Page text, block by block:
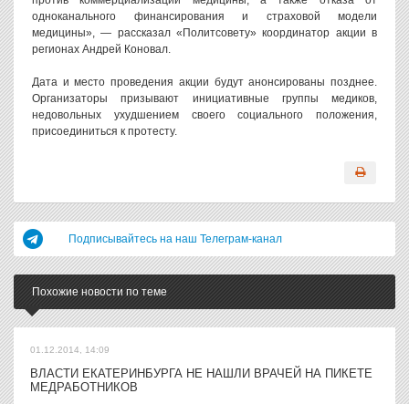
одноканального финансирования и страховой модели
медицины», — рассказал «Политсовету» координатор акции в
регионах Андрей Коновал.
Дата и место проведения акции будут анонсированы позднее.
Организаторы призывают инициативные группы медиков,
недовольных ухудшением своего социального положения,
присоединиться к протесту.
Подписывайтесь на наш Телеграм-канал
Похожие новости по теме
01.12.2014, 14:09
ВЛАСТИ ЕКАТЕРИНБУРГА НЕ НАШЛИ ВРАЧЕЙ НА ПИКЕТЕ
МЕДРАБОТНИКОВ